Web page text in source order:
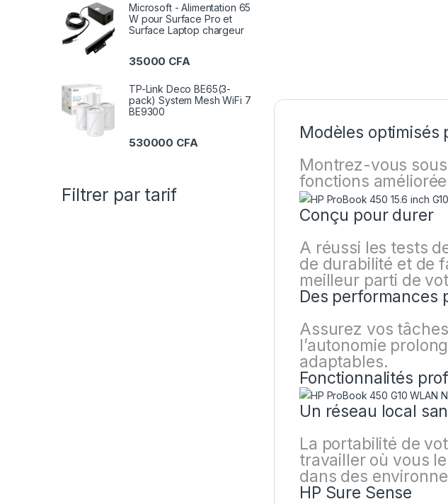
Modèles optimisés
Montrez-vous
fonctions
Conçu pour durer
A réussi les tests
de durabilité et de
meilleur parti de
Des performances
Assurez vos
l’autonomie
adaptables.
Fonctionnalités
Un réseau local
La portabilité de
travailler où vous
dans des
HP Sure Sense
Microsoft - Alimentation 65
W pour Surface Pro et
Surface Laptop chargeur
35000 CFA
TP-Link Deco BE65(3-
pack) System Mesh WiFi 7
BE9300
530000 CFA
Filtrer par tarif